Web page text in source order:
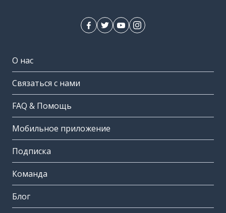
О нас
Связаться с нами
FAQ & Помощь
Мобильное приложение
Подписка
Команда
Блог